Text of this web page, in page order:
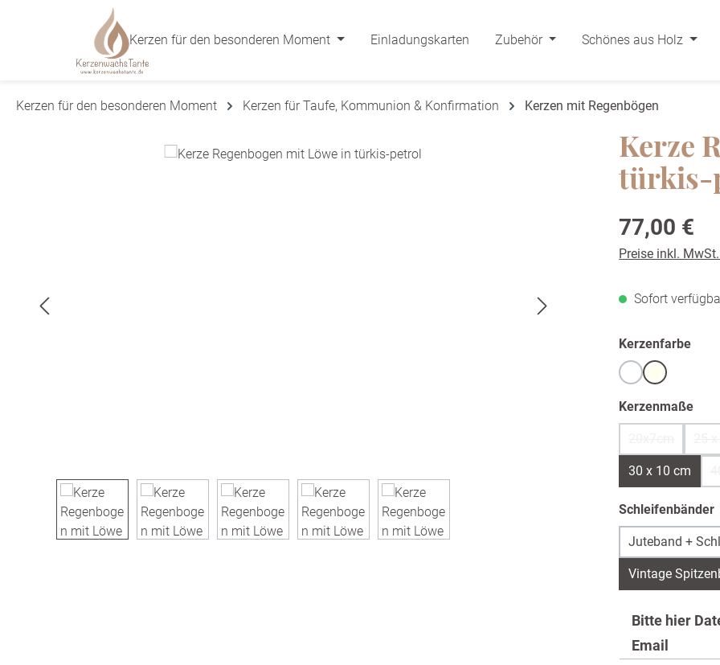
Hauptinhalt springen
Zur Suche springen
Zur Hauptnavigation springen
Kerzen für den besonderen Moment
Einladungskarten Zubehör Schönes aus Holz
Kerzen für den besonderen Moment Kerzen für Taufe, Kommunion & Konfirmation Kerzen mit Regenbögen
Bildergalerie überspringen
Kerze
türkis-
Regulärer Preis:
77,00 €
Preise inkl.
Sofort
Kerzenfarbe
Weißwarmweiß /
Kerzenmaße
30 x 10 cm
Schleifenbänder
Juteband +
Vintage
Bitte hier
Email